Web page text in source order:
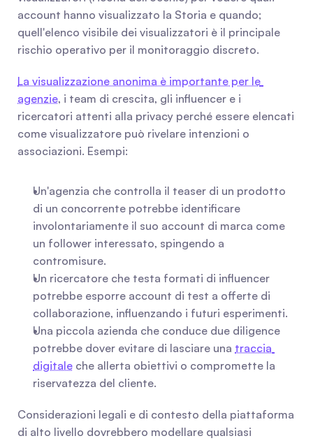
account hanno visualizzato la Storia e quando;
quell'elenco visibile dei visualizzatori è il principale
rischio operativo per il monitoraggio discreto.
La visualizzazione anonima è importante per le
agenzie, i team di crescita, gli influencer e i
ricercatori attenti alla privacy perché essere elencati
come visualizzatore può rivelare intenzioni o
associazioni. Esempi:
Un'agenzia che controlla il teaser di un prodotto
di un concorrente potrebbe identificare
involontariamente il suo account di marca come
un follower interessato, spingendo a
contromisure.
Un ricercatore che testa formati di influencer
potrebbe esporre account di test a offerte di
collaborazione, influenzando i futuri esperimenti.
Una piccola azienda che conduce due diligence
potrebbe dover evitare di lasciare una traccia
digitale che allerta obiettivi o compromette la
riservatezza del cliente.
Considerazioni legali e di contesto della piattaforma
di alto livello dovrebbero modellare qualsiasi